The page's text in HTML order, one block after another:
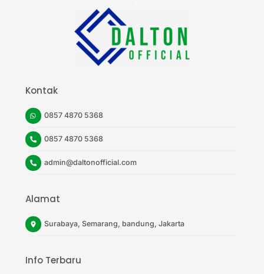
Kontak
0857 4870 5368
0857 4870 5368
admin@daltonofficial.com
Alamat
Surabaya, Semarang, bandung, Jakarta
Info Terbaru